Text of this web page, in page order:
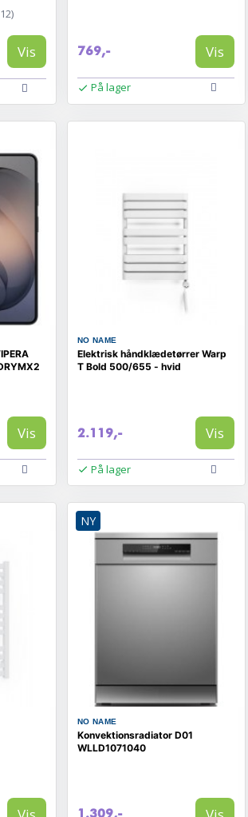
Vis 769,- Vis
På lager
Vis
NO NAME
Elektrisk håndklædetørrer Warp
T Bold 500/655 - hvid
2.119,- Vis
På lager
NY
NO NAME
Konvektionsradiator D01
WLLD1071040
1.309,-